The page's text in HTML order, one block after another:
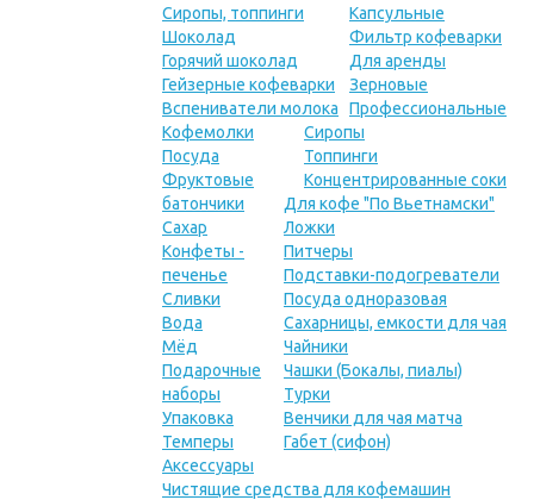
Капсульные
Фильтр кофеварки
Для аренды
Зерновые
Профессиональные
Сиропы, топпинги
Сиропы
Топпинги
Концентрированные соки
Шоколад
Горячий шоколад
Гейзерные кофеварки
Вспениватели молока
Кофемолки
Посуда
Для кофе "По Вьетнамски"
Ложки
Питчеры
Подставки-подогреватели
Посуда одноразовая
Сахарницы, емкости для чая
Чайники
Чашки (Бокалы, пиалы)
Турки
Венчики для чая матча
Габет (сифон)
Фруктовые
батончики
Сахар
Конфеты -
печенье
Сливки
Вода
Мёд
Подарочные
наборы
Упаковка
Темперы
Аксессуары
Чистящие средства для кофемашин